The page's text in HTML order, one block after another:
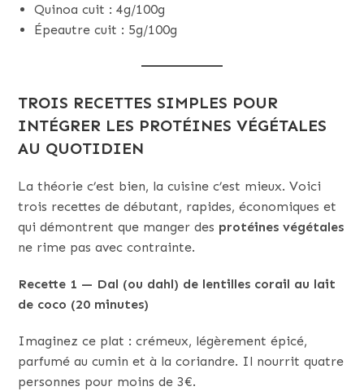
Quinoa cuit : 4g/100g
Épeautre cuit : 5g/100g
TROIS RECETTES SIMPLES POUR
INTÉGRER LES PROTÉINES VÉGÉTALES
AU QUOTIDIEN
La théorie c’est bien, la cuisine c’est mieux. Voici
trois recettes de débutant, rapides, économiques et
qui démontrent que manger des protéines végétales
ne rime pas avec contrainte.
Recette 1 — Dal (ou dahl) de lentilles corail au lait
de coco (20 minutes)
Imaginez ce plat : crémeux, légèrement épicé,
parfumé au cumin et à la coriandre. Il nourrit quatre
personnes pour moins de 3€.